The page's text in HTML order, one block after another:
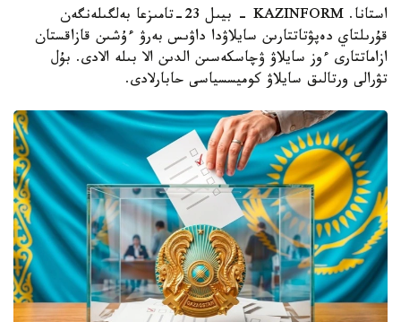
استانا. KAZINFORM - بيىل 23-تامىزعا بەلگىلەنگەن
قۇرىلتاي دەپۋتاتتارىن سايلاۋدا داۋىس بەرۋ ءۇشىن قازاقستان
ازاماتتارى ءوز سايلاۋ ۋچاسكەسىن الدىن الا بىلە الادى. بۇل
تۋرالى ورتالىق سايلاۋ كوميسسياسى حابارلادى.